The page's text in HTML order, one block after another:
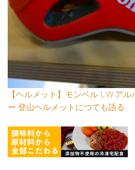
【ヘルメット】モンベル L.W.ア
ー 登山ヘルメットにつても語る